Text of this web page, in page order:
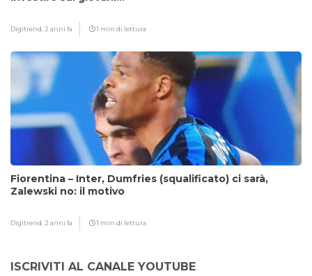
Digitrend, 2 anni fa 1 min di lettura
Fiorentina – Inter, Dumfries (squalificato) ci sarà,
Zalewski no: il motivo
Digitrend, 2 anni fa 1 min di lettura
ISCRIVITI AL CANALE YOUTUBE